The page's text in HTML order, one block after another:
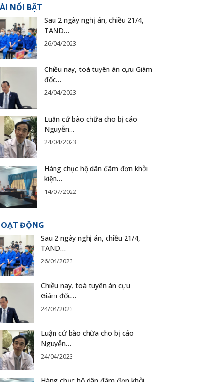
NỔI BẬT
Sau 2 ngày nghị án, chiều 21/4,
TAND…
26/04/2023
Chiều nay, toà tuyên án cựu Giám
đốc…
24/04/2023
Luận cứ bào chữa cho bị cáo
Nguyễn…
24/04/2023
Hàng chục hộ dân đâm đơn khởi
kiện…
14/07/2022
ĐỘNG
Sau 2 ngày nghị án, chiều 21/4,
TAND…
26/04/2023
Chiều nay, toà tuyên án cựu
Giám đốc…
24/04/2023
Luận cứ bào chữa cho bị cáo
Nguyễn…
24/04/2023